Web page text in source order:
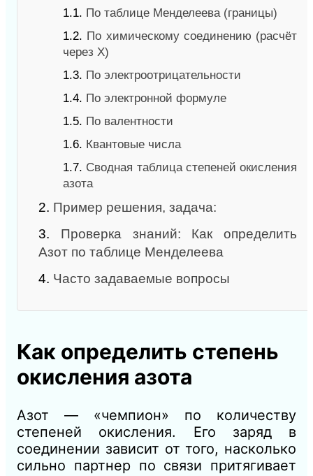
1.1. По таблице Менделеева (границы)
1.2. По химическому соединению (расчёт
через X)
1.3. По электроотрицательности
1.4. По электронной формуле
1.5. По валентности
1.6. Квантовые числа
1.7. Сводная таблица степеней окисления
азота
2. Пример решения, задача:
3. Проверка знаний: Как определить
Азот по таблице Менделеева
4. Часто задаваемые вопросы
Как определить степень
окисления азота
Азот — «чемпион» по количеству
степеней окисления. Его заряд в
соединении зависит от того, насколько
сильно партнер по связи притягивает